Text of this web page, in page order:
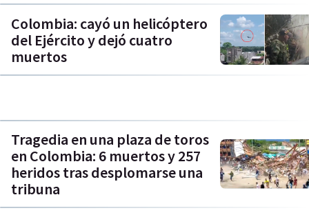
Colombia: cayó un helicóptero
del Ejército y dejó cuatro
muertos
Tragedia en una plaza de toros
en Colombia: 6 muertos y 257
heridos tras desplomarse una
tribuna